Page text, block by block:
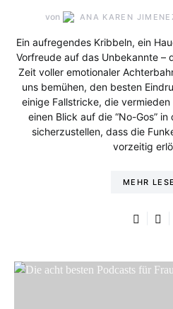
von ANA KAREN
Ein aufregendes Kribbeln, ein
Vorfreude auf das Unbekannte –
Zeit voller emotionaler
uns bemühen, den besten
einige Fallstricke, die
einen Blick auf die “No-Gos”
sicherzustellen, dass die
vorzeitig
MEHR